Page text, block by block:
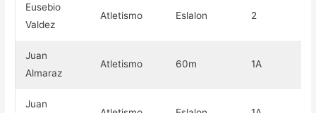
Eusebio
Valdez
Atletismo Eslalon 2
Juan
Almaraz
Atletismo 60m 1A
Juan